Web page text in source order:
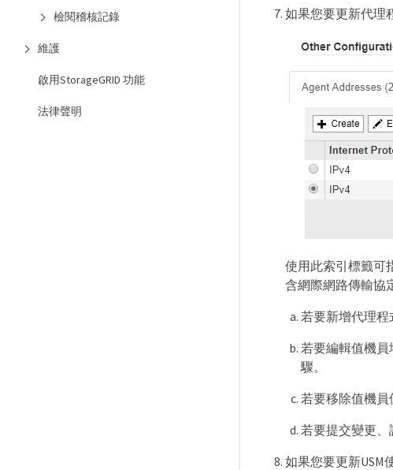
檢閱稽核記錄
維護
啟用StorageGRID 功能
法律聲明
如果您要更新代理
使用此索引標籤可
含網際網路傳輸協
若要新增代理程
若要編輯值機
驟。
若要移除值機員
若要提交變更、
如果您要更新USM